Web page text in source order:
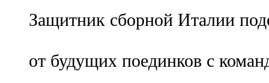
Защитник сборной Италии
от будущих поединков с